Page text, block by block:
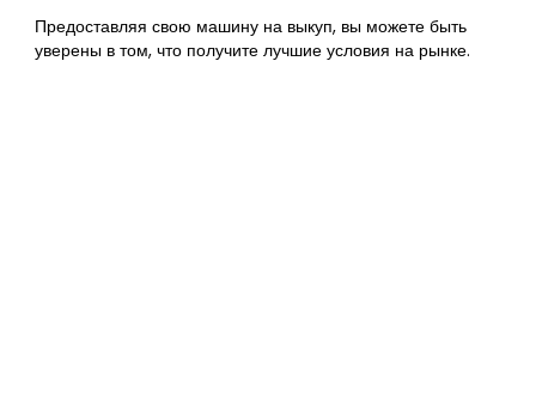
Предоставляя свою машину на выкуп, вы можете быть
уверены в том, что получите лучшие условия на рынке.